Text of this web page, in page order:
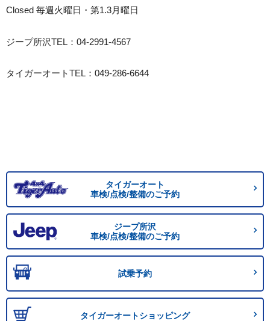
Closed 毎週火曜日・第1.3月曜日
ジープ所沢TEL：04-2991-4567
タイガーオートTEL：049-286-6644
タイガーオート
車検/点検/整備のご予約
ジープ所沢
車検/点検/整備のご予約
試乗予約
タイガーオートショッピング